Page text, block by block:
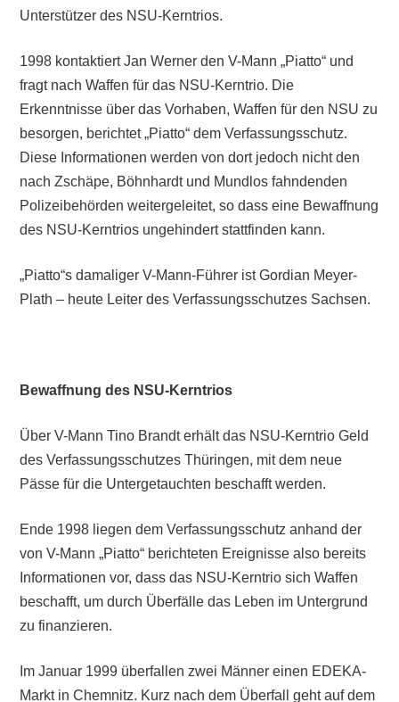
Unterstützer des NSU-Kerntrios.
1998 kontaktiert Jan Werner den V-Mann „Piatto“ und
fragt nach Waffen für das NSU-Kerntrio. Die
Erkenntnisse über das Vorhaben, Waffen für den NSU zu
besorgen, berichtet „Piatto“ dem Verfassungsschutz.
Diese Informationen werden von dort jedoch nicht den
nach Zschäpe, Böhnhardt und Mundlos fahndenden
Polizeibehörden weitergeleitet, so dass eine Bewaffnung
des NSU-Kerntrios ungehindert stattfinden kann.
„Piatto“s damaliger V-Mann-Führer ist Gordian Meyer-
Plath – heute Leiter des Verfassungsschutzes Sachsen.
Bewaffnung des NSU-Kerntrios
Über V-Mann Tino Brandt erhält das NSU-Kerntrio Geld
des Verfassungsschutzes Thüringen, mit dem neue
Pässe für die Untergetauchten beschafft werden.
Ende 1998 liegen dem Verfassungsschutz anhand der
von V-Mann „Piatto“ berichteten Ereignisse also bereits
Informationen vor, dass das NSU-Kerntrio sich Waffen
beschafft, um durch Überfälle das Leben im Untergrund
zu finanzieren.
Im Januar 1999 überfallen zwei Männer einen EDEKA-
Markt in Chemnitz. Kurz nach dem Überfall geht auf dem